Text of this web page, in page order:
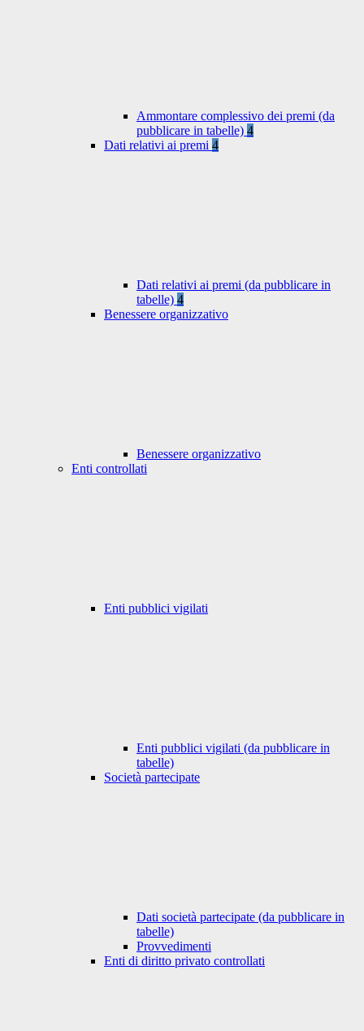
Ammontare complessivo dei premi (da
pubblicare in tabelle) 4
Dati relativi ai premi 4
Dati relativi ai premi (da pubblicare in
tabelle) 4
Benessere organizzativo
Benessere organizzativo
Enti controllati
Enti pubblici vigilati
Enti pubblici vigilati (da pubblicare in
tabelle)
Società partecipate
Dati società partecipate (da pubblicare in
tabelle)
Provvedimenti
Enti di diritto privato controllati